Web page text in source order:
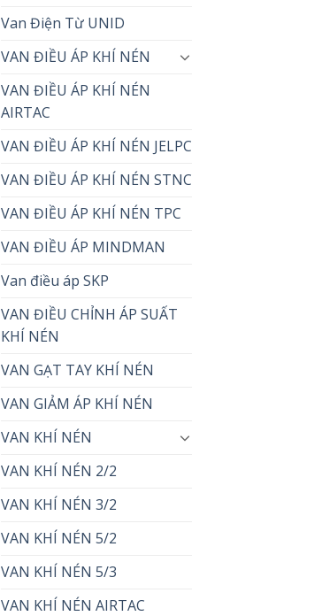
Van Điện Từ UNID
VAN ĐIỀU ÁP KHÍ NÉN
VAN ĐIỀU ÁP KHÍ NÉN
AIRTAC
VAN ĐIỀU ÁP KHÍ NÉN JELPC
VAN ĐIỀU ÁP KHÍ NÉN STNC
VAN ĐIỀU ÁP KHÍ NÉN TPC
VAN ĐIỀU ÁP MINDMAN
Van điều áp SKP
VAN ĐIỀU CHỈNH ÁP SUẤT
KHÍ NÉN
VAN GẠT TAY KHÍ NÉN
VAN GIẢM ÁP KHÍ NÉN
VAN KHÍ NÉN
VAN KHÍ NÉN 2/2
VAN KHÍ NÉN 3/2
VAN KHÍ NÉN 5/2
VAN KHÍ NÉN 5/3
VAN KHÍ NÉN AIRTAC